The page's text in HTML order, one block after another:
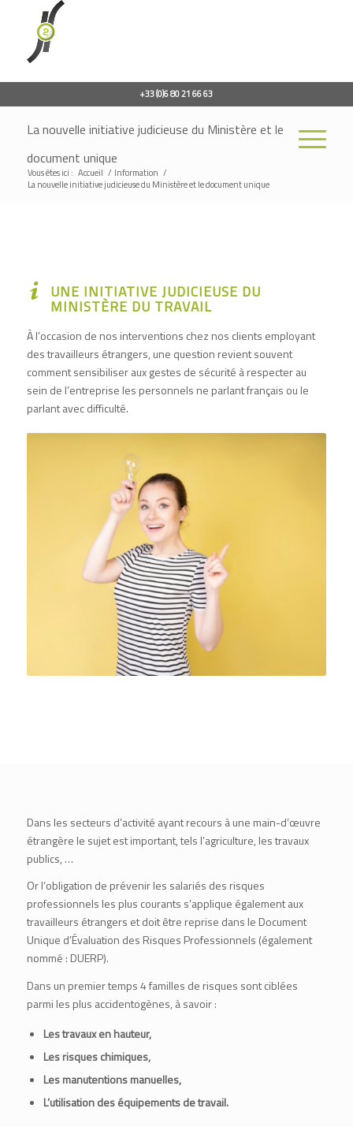
+33 (0)6 80 21 66 63
La nouvelle initiative judicieuse du Ministère et le
document unique
Vous êtes ici : Accueil / Information /
La nouvelle initiative judicieuse du Ministère et le document unique
UNE INITIATIVE JUDICIEUSE DU
MINISTÈRE DU TRAVAIL
À l’occasion de nos interventions chez nos clients employant
des travailleurs étrangers, une question revient souvent
comment sensibiliser aux gestes de sécurité à respecter au
sein de l’entreprise les personnels ne parlant français ou le
parlant avec difficulté.
Dans les secteurs d’activité ayant recours à une main-d’œuvre
étrangère le sujet est important, tels l’agriculture, les travaux
publics, …
Or l’obligation de prévenir les salariés des risques
professionnels les plus courants s’applique également aux
travailleurs étrangers et doit être reprise dans le Document
Unique d’Évaluation des Risques Professionnels (également
nommé : DUERP).
Dans un premier temps 4 familles de risques sont ciblées
parmi les plus accidentogènes, à savoir :
Les travaux en hauteur,
Les risques chimiques,
Les manutentions manuelles,
L’utilisation des équipements de travail.